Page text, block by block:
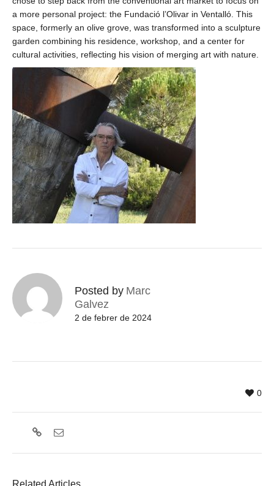
a more personal project: the Fundació l’Olivar in Ventalló. This
space, formerly an olive grove, was transformed into a sculpture
garden combining his residence, workshop, and a center for
cultural activities, reflecting his vision of merging art with nature.
Posted by Marc
Galvez
2 de febrer de 2024
0